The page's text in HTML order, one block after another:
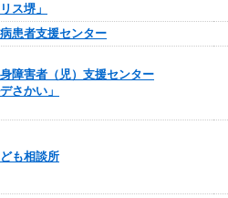
ス堺」
患者支援センター
障害者（児）支援センター
さかい」
も相談所